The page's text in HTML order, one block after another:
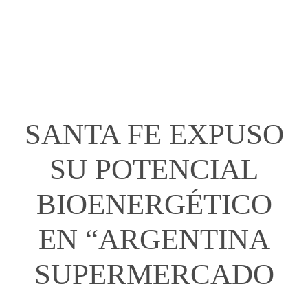
SANTA FE EXPUSO
SU POTENCIAL
BIOENERGÉTICO
EN “ARGENTINA
SUPERMERCADO